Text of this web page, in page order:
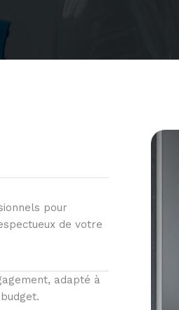
pour
de votre
adapté à